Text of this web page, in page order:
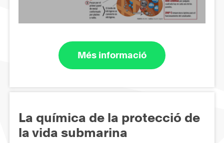
Més informació
La química de la protecció de
la vida submarina